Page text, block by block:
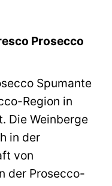
Prosecco
Spumante
Region in
Die Weinberge
in der
von
der Prosecco-